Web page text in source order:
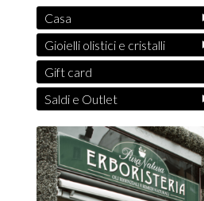
Casa
Gioielli olistici e cristalli
Gift card
Saldi e Outlet